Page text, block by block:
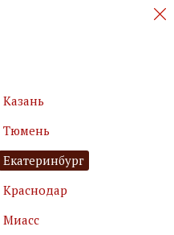
и новинки
сайта
персональных
Казань
Тюмень
Екатеринбург
Краснодар
Миасс